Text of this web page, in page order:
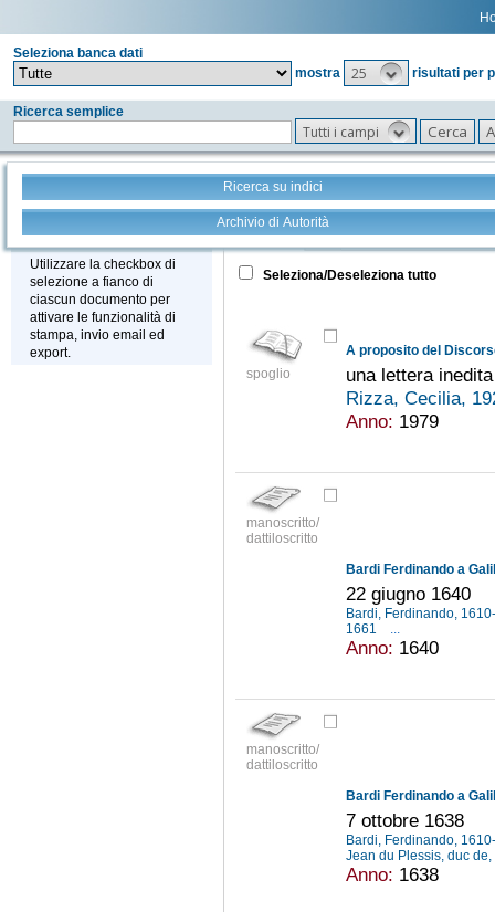
Seleziona banca dati
mostra
25 risultati per
Ricerca semplice
Tutti i campi
Ricerca su indici
Archivio di Autorità
Stampa - Email - Export
Utilizzare la checkbox di
selezione a fianco di
ciascun documento per
attivare le funzionalità di
stampa, invio email ed
export.
Tutto +
Seleziona/Deseleziona tutto
spoglio
A proposito del
una lettera
Rizza, Cecilia,
Anno: 1979
manoscritto/
dattiloscritto
Bardi Ferdinando a
22 giugno 1640
Bardi, Ferdinando,
1661
...
Anno: 1640
manoscritto/
dattiloscritto
Bardi Ferdinando a
7 ottobre 1638
Bardi, Ferdinando,
Jean du Plessis, duc
Anno: 1638